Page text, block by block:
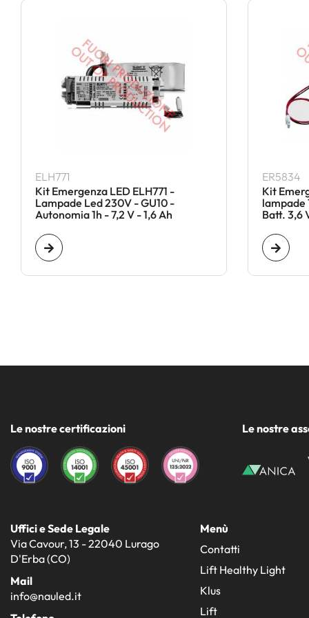
ELH771
Kit Emergenza LED ELH771 -
Lampade Led 230V - GU10 -
Autonomia 1h - 7,2 V - 1,6 Ah
ER5834
Kit
lampade
Batt. 3,6
Le nostre certificazioni Le nostre
Uffici e Sede Legale
Via Cavour, 13 - 22040 Lurago
D'Erba (CO)
Mail
info@nauled.it
Menù
Contatti
Lift Healthy Light
Klus
Lift